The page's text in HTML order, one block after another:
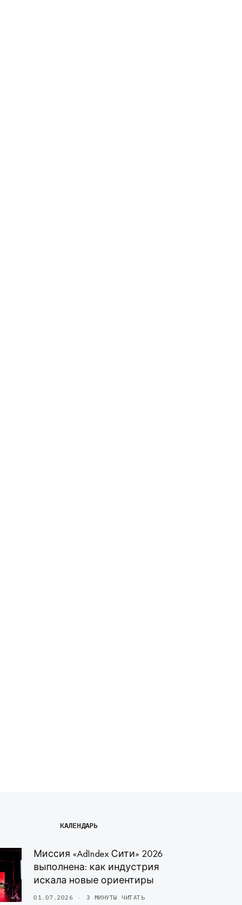
КАЛЕНДАРЬ
Миссия «AdIndex Сити» 2026
выполнена: как индустрия
искала новые ориентиры
01.07.2026 3 МИНУТЫ ЧИТАТЬ